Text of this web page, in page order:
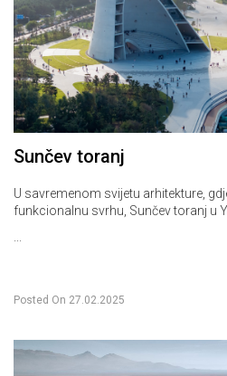
Posted On 27.02.2025
Sunčev toranj
U savremenom svijetu arhitekture,
funkcionalnu svrhu, Sunčev toranj u
...